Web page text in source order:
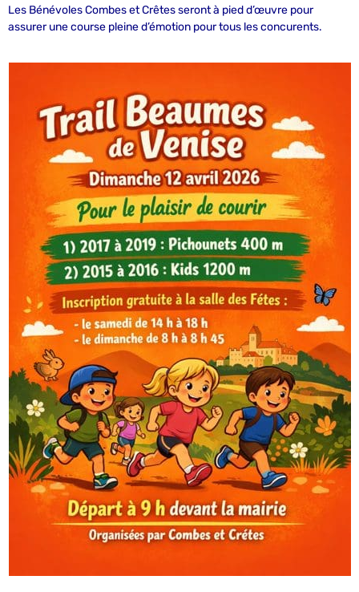
Les Bénévoles Combes et Crêtes seront à pied d’œuvre pour
assurer une course pleine d’émotion pour tous les concurents.